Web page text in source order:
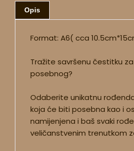
Opis
Format: A6( cca
Tražite savršenu čestitku
posebnog?
Odaberite unikatnu
koja će biti posebna kao i
namijenjena i baš svaki
veličanstvenim trenutkom